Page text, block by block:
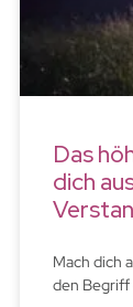
Das
dich
Mach dich
den Begriff